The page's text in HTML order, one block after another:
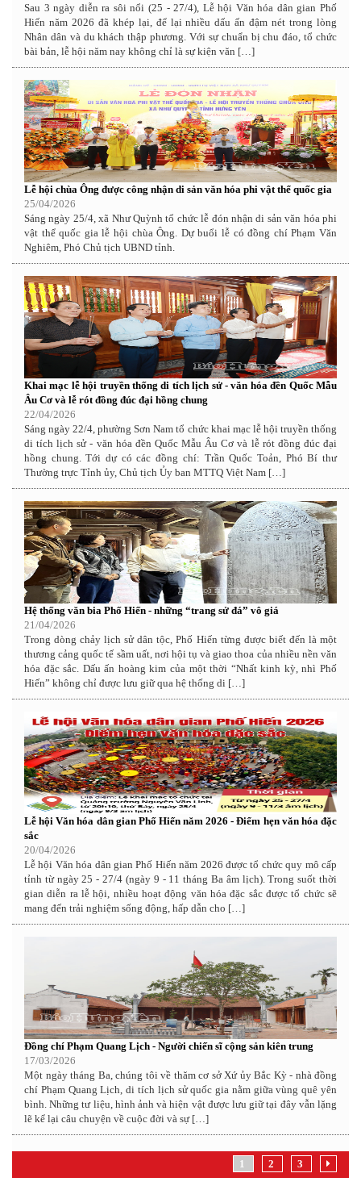
Sau 3 ngày diễn ra sôi nổi (25 - 27/4), Lễ hội Văn hóa dân gian Phố
Hiến năm 2026 đã khép lại, để lại nhiều dấu ấn đậm nét trong lòng
Nhân dân và du khách thập phương. Với sự chuẩn bị chu đáo, tổ chức
bài bản, lễ hội năm nay không chỉ là sự kiện văn […]
Lễ hội chùa Ông được công nhận di sản văn hóa phi vật thể quốc gia
25/04/2026
Sáng ngày 25/4, xã Như Quỳnh tổ chức lễ đón nhận di sản văn hóa phi
vật thể quốc gia lễ hội chùa Ông. Dự buổi lễ có đồng chí Phạm Văn
Nghiêm, Phó Chủ tịch UBND tỉnh.
Khai mạc lễ hội truyền thống di tích lịch sử - văn hóa đền Quốc Mẫu
Âu Cơ và lễ rót đồng đúc đại hồng chung
22/04/2026
Sáng ngày 22/4, phường Sơn Nam tổ chức khai mạc lễ hội truyền thống
di tích lịch sử - văn hóa đền Quốc Mẫu Âu Cơ và lễ rót đồng đúc đại
hồng chung. Tới dự có các đồng chí: Trần Quốc Toản, Phó Bí thư
Thường trực Tỉnh ủy, Chủ tịch Ủy ban MTTQ Việt Nam […]
Hệ thống văn bia Phố Hiến - những “trang sử đá” vô giá
21/04/2026
Trong dòng chảy lịch sử dân tộc, Phố Hiến từng được biết đến là một
thương cảng quốc tế sầm uất, nơi hội tụ và giao thoa của nhiều nền văn
hóa đặc sắc. Dấu ấn hoàng kim của một thời “Nhất kinh kỳ, nhì Phố
Hiến” không chỉ được lưu giữ qua hệ thống di […]
Lễ hội Văn hóa dân gian Phố Hiến năm 2026 - Điểm hẹn văn hóa đặc
sắc
20/04/2026
Lễ hội Văn hóa dân gian Phố Hiến năm 2026 được tổ chức quy mô cấp
tỉnh từ ngày 25 - 27/4 (ngày 9 - 11 tháng Ba âm lịch). Trong suốt thời
gian diễn ra lễ hội, nhiều hoạt động văn hóa đặc sắc được tổ chức sẽ
mang đến trải nghiệm sống động, hấp dẫn cho […]
Đồng chí Phạm Quang Lịch - Người chiến sĩ cộng sản kiên trung
17/03/2026
Một ngày tháng Ba, chúng tôi về thăm cơ sở Xứ ủy Bắc Kỳ - nhà đồng
chí Phạm Quang Lịch, di tích lịch sử quốc gia nằm giữa vùng quê yên
bình. Những tư liệu, hình ảnh và hiện vật được lưu giữ tại đây vẫn lặng
lẽ kể lại câu chuyện về cuộc đời và sự […]
1 2 3